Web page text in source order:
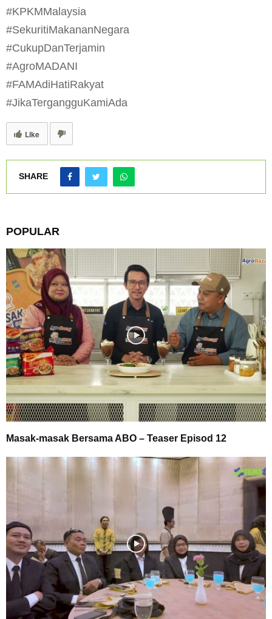
#KPKMMalaysia
#SekuritiMakananNegara
#CukupDanTerjamin
#AgroMADANI
#FAMAdiHatiRakyat
#JikaTergangguKamiAda
Like
SHARE
POPULAR
Masak-masak Bersama ABO – Teaser Episod 12